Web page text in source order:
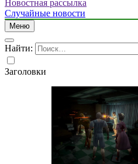
Новостная рассылка
Случайные новости
Меню
Найти:
Заголовки